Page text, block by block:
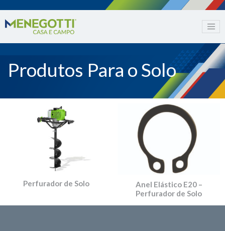
Produtos Para o Solo
Perfurador de Solo
Anel Elástico E20 –
Perfurador de Solo